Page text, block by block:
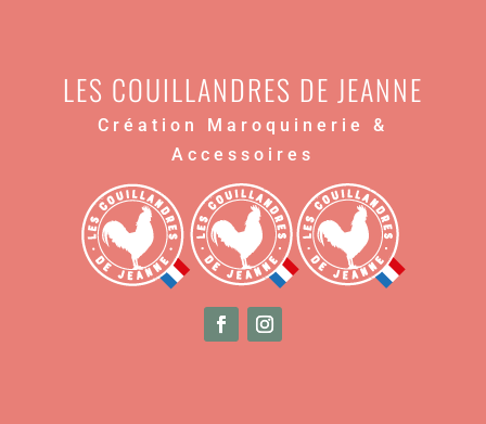
LES COUILLANDRES DE JEANNE
Création Maroquinerie &
Accessoires